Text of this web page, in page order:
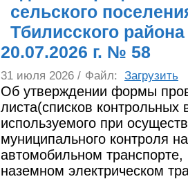
сельского
Тбилисского района
20.07.2026 г. № 58
31 июля 2026 / Файл: Загрузить
Об утверждении формы
листа(списков контрольных
используемого при
муниципального контроля на
автомобильном транспорте,
наземном электрическом